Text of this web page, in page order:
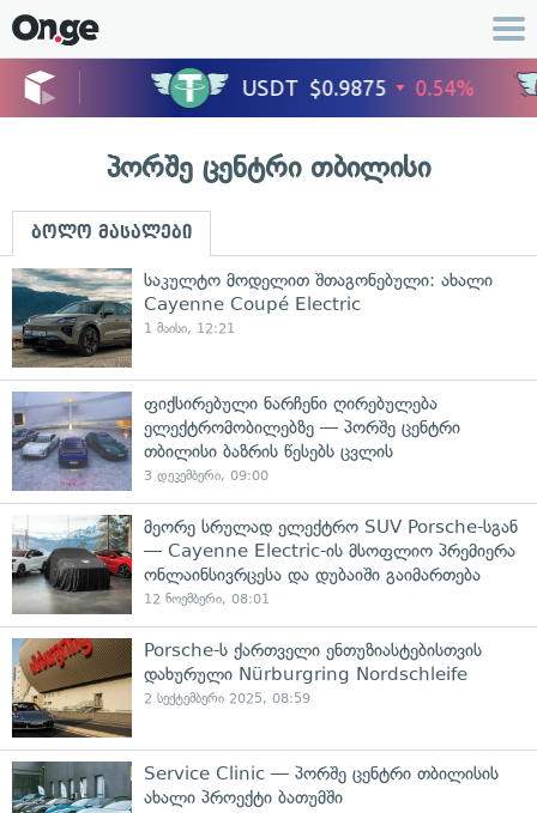
პორშე ცენტრი თბილისი
ბოლო მასალები
საკულტო მოდელით შთაგონებული: ახალი
Cayenne Coupé Electric
1 მაისი, 12:21
ფიქსირებული ნარჩენი ღირებულება
ელექტრომობილებზე — პორშე ცენტრი
თბილისი ბაზრის წესებს ცვლის
3 დეკემბერი, 09:00
მეორე სრულად ელექტრო SUV Porsche-სგან
— Cayenne Electric-ის მსოფლიო პრემიერა
ონლაინსივრცესა და დუბაიში გაიმართება
12 ნოემბერი, 08:01
Porsche-ს ქართველი ენთუზიასტებისთვის
დახურული Nürburgring Nordschleife
2 სექტემბერი 2025, 08:59
Service Clinic — პორშე ცენტრი თბილისის
ახალი პროექტი ბათუმში